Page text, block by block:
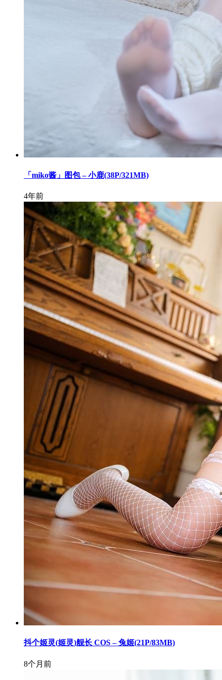
「miko酱」图包 – 小鹿(38P/321MB)
4年前
抖个姬灵(姬灵)舰长 COS – 兔姬(21P/83MB)
8个月前